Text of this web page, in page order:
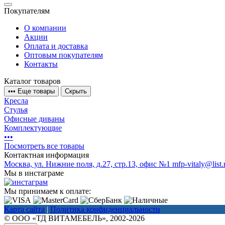
Покупателям
О компании
Акции
Оплата и доставка
Оптовым покупателям
Контакты
Каталог товаров
••• Еще товары Скрыть
Кресла
Стулья
Офисные диваны
Комплектующие
•••
Посмотреть все товары
Контактная информация
Москва, ул. Нижние поля, д.27, стр.13, офис №1 mfp-
Мы в инстаграме
Мы принимаем к оплате:
Карта сайта | Политика конфиденциальности
© ООО «ТД ВИТАМЕБЕЛЬ», 2002-2026